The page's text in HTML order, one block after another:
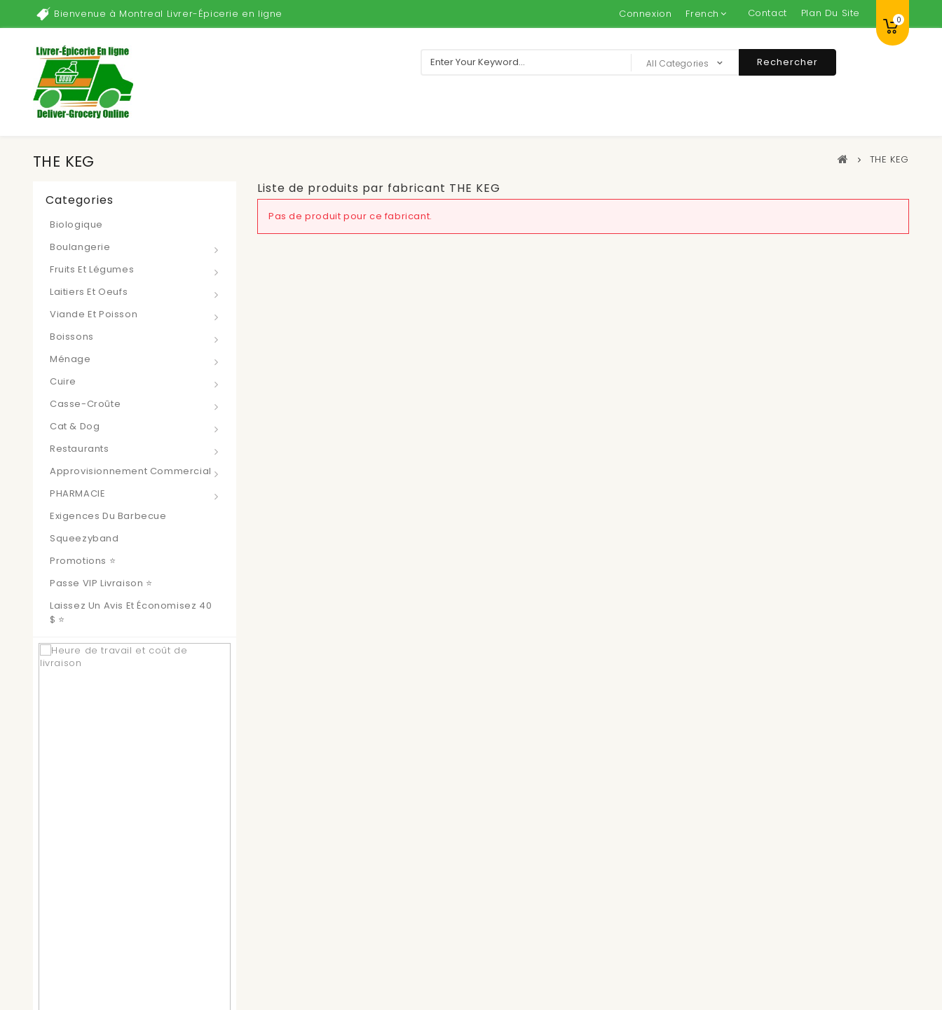
Contact Plan Du Site
French
Bienvenue à Montreal Livrer-Épicerie en ligne Connexion 0
All Categories Rechercher
THE KEG THE KEG
Categories
Biologique
Boulangerie
Fruits Et Légumes
Laitiers Et Oeufs
Viande Et Poisson
Boissons
Ménage
Cuire
Casse-Croûte
Cat & Dog
Restaurants
Approvisionnement Commercial
PHARMACIE
Exigences Du Barbecue
Squeezyband
Promotions ⭐
Passe VIP Livraison ⭐
Laissez Un Avis Et Économisez 40
$ ⭐
Liste de produits par fabricant THE KEG
Pas de produit pour ce fabricant.